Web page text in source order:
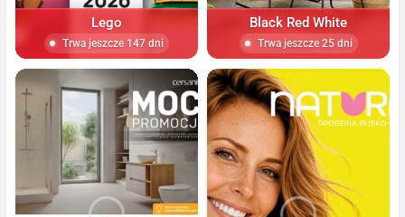
Lego
Trwa jeszcze 147 dni
Black Red White
Trwa jeszcze 25 dni